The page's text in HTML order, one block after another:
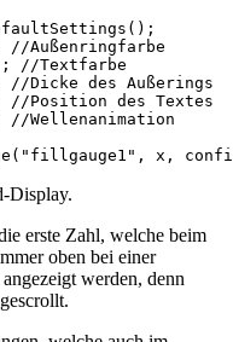
Außenringfarbe
//Textfarbe
Dicke des Außerings
Position des Textes
//Wellenanimation
x,
Display.
erste Zahl, welche beim
oben bei einer
werden, denn